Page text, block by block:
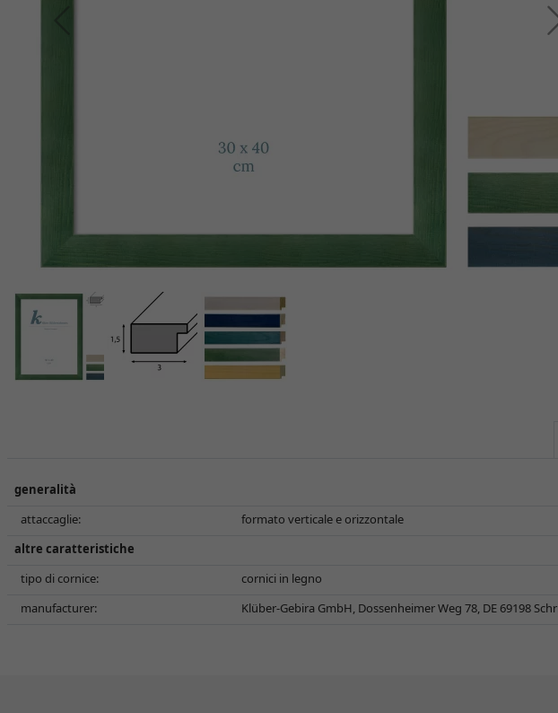
generalità
attaccaglie:
formato verticale e orizzontale
altre caratteristiche
tipo di cornice:
cornici in legno
manufacturer:
Klüber-Gebira GmbH, Dossenheimer Weg 78, DE 69198